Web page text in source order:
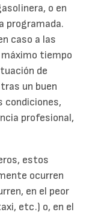
o en
programada.
caso a las
tiempo
de
un buen
condiciones,
profesional,
estos
ocurren
en el peor
etc.) o, en el